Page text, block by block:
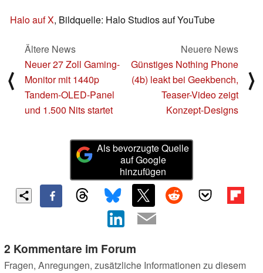
Halo auf X, Bildquelle: Halo Studios auf YouTube
⟨
Ältere News
Neuer 27 Zoll Gaming-
Monitor mit 1440p
Tandem-OLED-Panel
und 1.500 Nits startet
Neuere News
Günstiges Nothing Phone
(4b) leakt bei Geekbench,
Teaser-Video zeigt
Konzept-Designs
⟩
Als bevorzugte Quelle
auf Google
hinzufügen
2 Kommentare im Forum
Fragen, Anregungen, zusätzliche Informationen zu diesem